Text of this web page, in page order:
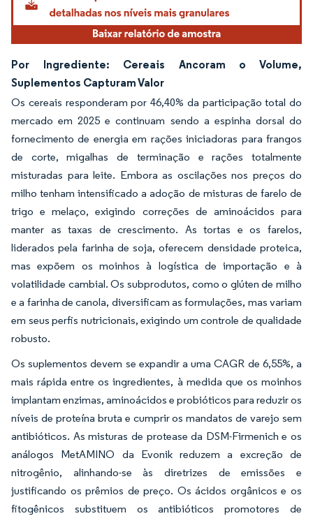
Por Ingrediente: Cereais Ancoram o Volume,
Suplementos Capturam Valor
Os cereais responderam por 46,40% da participação total do
mercado em 2025 e continuam sendo a espinha dorsal do
fornecimento de energia em rações iniciadoras para frangos
de corte, migalhas de terminação e rações totalmente
misturadas para leite. Embora as oscilações nos preços do
milho tenham intensificado a adoção de misturas de farelo de
trigo e melaço, exigindo correções de aminoácidos para
manter as taxas de crescimento. As tortas e os farelos,
liderados pela farinha de soja, oferecem densidade proteica,
mas expõem os moinhos à logística de importação e à
volatilidade cambial. Os subprodutos, como o glúten de milho
e a farinha de canola, diversificam as formulações, mas variam
em seus perfis nutricionais, exigindo um controle de qualidade
robusto.
Os suplementos devem se expandir a uma CAGR de 6,55%, a
mais rápida entre os ingredientes, à medida que os moinhos
implantam enzimas, aminoácidos e probióticos para reduzir os
níveis de proteína bruta e cumprir os mandatos de varejo sem
antibióticos. As misturas de protease da DSM-Firmenich e os
análogos MetAMINO da Evonik reduzem a excreção de
nitrogênio, alinhando-se às diretrizes de emissões e
justificando os prêmios de preço. Os ácidos orgânicos e os
fitogênicos substituem os antibióticos promotores de